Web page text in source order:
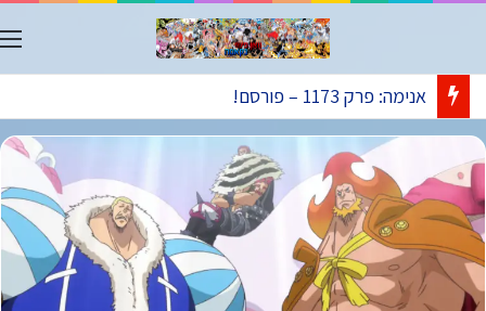
אנימה: פרק 1173 – פורסם!